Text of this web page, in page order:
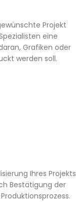
Projekt
eine
Grafiken oder
werden soll.
Ihres Projekts
Bestätigung der